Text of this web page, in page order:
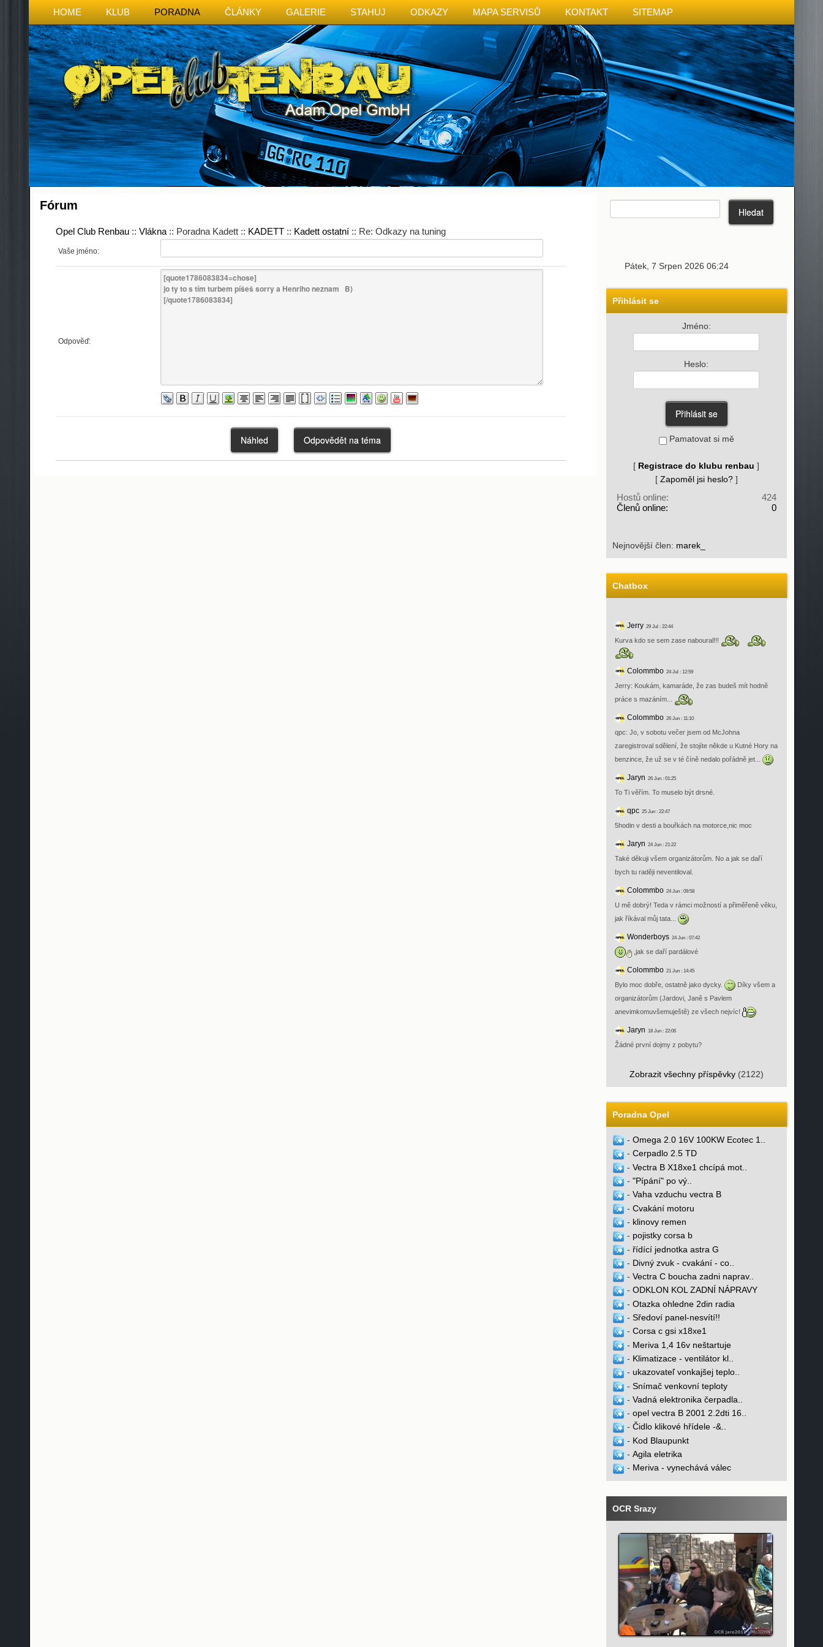
HOME KLUB PORADNA ČLÁNKY GALERIE STAHUJ ODKAZY MAPA SERVISŮ KONTAKT SITEMAP
Fórum
Opel Club Renbau:: Vlákna:: Poradna Kadett :: KADETT:: Kadett ostatní:: Re: Odkazy na tuning
Vaše jméno:
Odpověď:
Pátek, 7 Srpen 2026 06:24
Přihlásit se
Jméno:
Heslo:
Pamatovat si mě
[ Registrace do klubu renbau ]
[ Zapoměl jsi heslo?]
Hostů online:
424
Členů online:
0
Nejnovější člen: marek_
Chatbox
Jerry29 Jul : 22:44
Kurva kdo se sem zase naboural!!!
Colommbo24 Jul : 12:59
Jerry: Koukám, kamaráde, že zas budeš mít hodně
práce s mazáním...
Colommbo26 Jun : 11:10
qpc: Jo, v sobotu večer jsem od McJohna
zaregistroval sdělení, že stojíte někde u Kutné Hory na
benzince, že už se v té číně nedalo pořádně jet...
Jaryn 26 Jun : 01:25
To Ti věřím. To muselo být drsné.
qpc25 Jun : 22:47
5hodin v desti a bouřkách na motorce,nic moc
Jaryn 24 Jun : 21:22
Také děkuji všem organizátorům. No a jak se daří
bych tu raději neventiloval.
Colommbo24 Jun : 09:58
U mě dobrý! Teda v rámci možností a přiměřeně věku,
jak říkával můj tata...
Wonderboys24 Jun : 07:42
,jak se daří pardálové
Colommbo21 Jun : 14:45
Bylo moc dobře, ostatně jako dycky.
Díky všem a
organizátorům (Jardovi, Janě s Pavlem
anevimkomuvšemuještě) ze všech nejvíc!
Jaryn 18 Jun : 22:06
Žádné první dojmy z pobytu?
Zobrazit všechny příspěvky(2122)
Poradna Opel
- Omega 2.0 16V 100KW Ecotec 1..
- Cerpadlo 2.5 TD
- Vectra B X18xe1 chcípá mot..
- "Pípání" po vý..
- Vaha vzduchu vectra B
- Cvakání motoru
- klinovy remen
- pojistky corsa b
- řídící jednotka astra G
- Divný zvuk - cvakání - co..
- Vectra C boucha zadni naprav..
- ODKLON KOL ZADNÍ NÁPRAVY
- Otazka ohledne 2din radia
- Sředoví panel-nesvítí!!
- Corsa c gsi x18xe1
- Meriva 1,4 16v neštartuje
- Klimatizace - ventilátor kl..
- ukazovateľ vonkajšej teplo..
- Snímač venkovní teploty
- Vadná elektronika čerpadla..
- opel vectra B 2001 2.2dti 16..
- Čidlo klikové hřídele -&..
- Kod Blaupunkt
- Agila eletrika
- Meriva - vynechává válec
OCR Srazy